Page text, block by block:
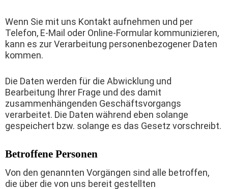
Wenn Sie mit uns Kontakt aufnehmen und per
Telefon, E-Mail oder Online-Formular kommunizieren,
kann es zur Verarbeitung personenbezogener Daten
kommen.
Die Daten werden für die Abwicklung und
Bearbeitung Ihrer Frage und des damit
zusammenhängenden Geschäftsvorgangs
verarbeitet. Die Daten während eben solange
gespeichert bzw. solange es das Gesetz vorschreibt.
Betroffene Personen
Von den genannten Vorgängen sind alle betroffen,
die über die von uns bereit gestellten